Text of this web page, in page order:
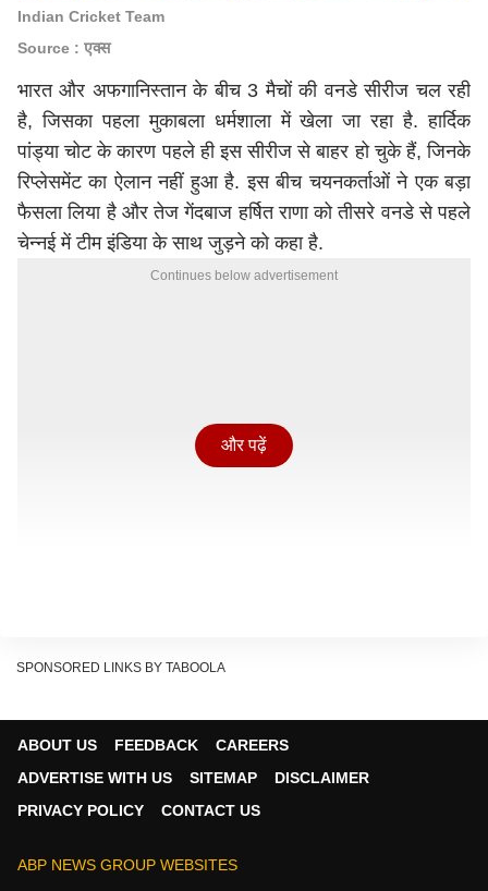
Indian Cricket Team
Source : एक्स
भारत और अफगानिस्तान के बीच 3 मैचों की वनडे सीरीज चल रही
है, जिसका पहला मुकाबला धर्मशाला में खेला जा रहा है. हार्दिक
पांड्या चोट के कारण पहले ही इस सीरीज से बाहर हो चुके हैं, जिनके
रिप्लेसमेंट का ऐलान नहीं हुआ है. इस बीच चयनकर्ताओं ने एक बड़ा
फैसला लिया है और तेज गेंदबाज हर्षित राणा को तीसरे वनडे से पहले
चेन्नई में टीम इंडिया के साथ जुड़ने को कहा है.
Continues below advertisement
अनुसार हर्षित हार्दिक पांड्या के रिप्लेसमेंट के रूप में टीम में शामिल
और पढ़ें
SPONSORED LINKS BY TABOOLA
ABOUT US FEEDBACK
CAREERS
ADVERTISE WITH US
SITEMAP
DISCLAIMER
PRIVACY POLICY
CONTACT US
ABP NEWS GROUP WEBSITES